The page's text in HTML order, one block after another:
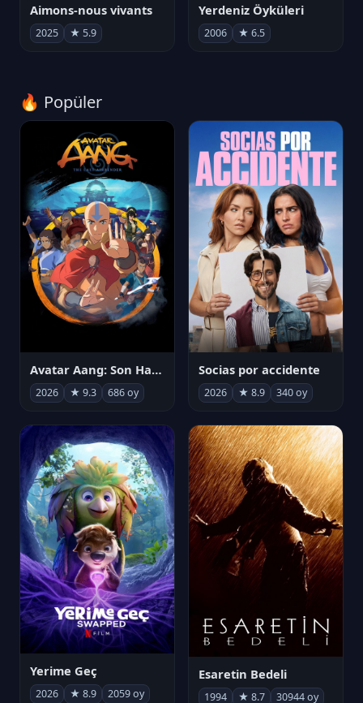
Aimons-nous vivants
2025 ★ 5.9
Yerdeniz Öyküleri
2006 ★ 6.5
🔥 Popüler
Avatar Aang: Son Havabükücü
2026 ★ 9.3 686 oy
Socias por accidente
2026 ★ 8.9 340 oy
Yerime Geç
2026 ★ 8.9 2059 oy
Esaretin Bedeli
1994 ★ 8.7 30944 oy